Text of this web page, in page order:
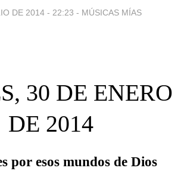
DE 2014 - 22:23 - MÚSICAS MÍAS
30 DE ENERO
DE 2014
por esos mundos de Dios